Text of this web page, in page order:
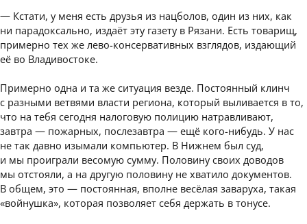
— Кстати, у меня есть друзья из нацболов, один из них, как
ни парадоксально, издаёт эту газету в Рязани. Есть товарищ,
примерно тех же лево-консервативных взглядов, издающий
её во Владивостоке.
Примерно одна и та же ситуация везде. Постоянный клинч
с разными ветвями власти региона, который выливается в то,
что на тебя сегодня налоговую полицию натравливают,
завтра — пожарных, послезавтра — ещё кого-нибудь. У нас
не так давно изымали компьютер. В Нижнем был суд,
и мы проиграли весомую сумму. Половину своих доводов
мы отстояли, а на другую половину не хватило документов.
В общем, это — постоянная, вполне весёлая заваруха, такая
«войнушка», которая позволяет себя держать в тонусе.